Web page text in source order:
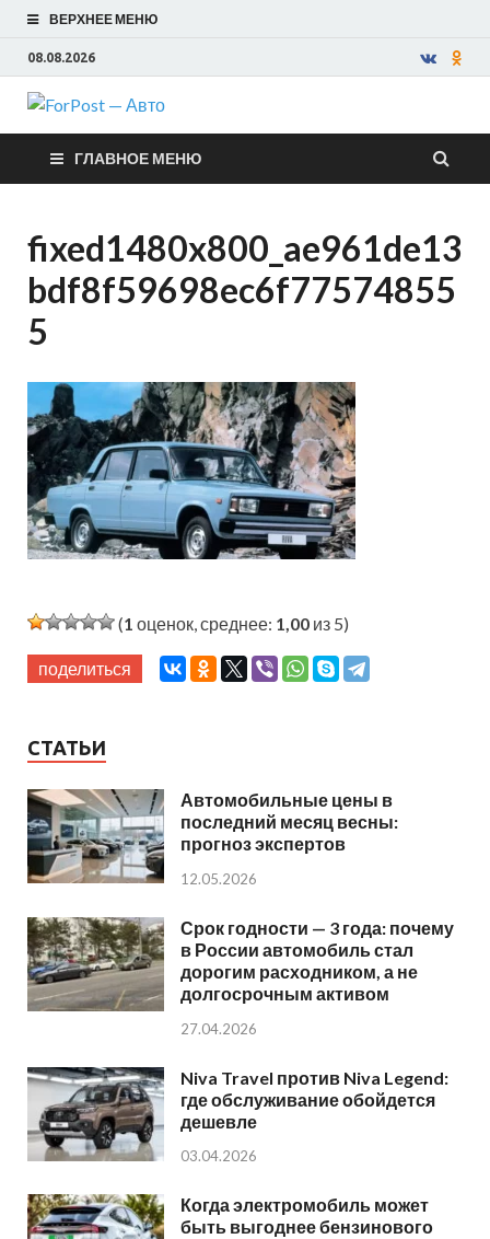
ВЕРХНЕЕ МЕНЮ
08.08.2026
ForPost —
Авто
ГЛАВНОЕ МЕНЮ
fixed1480x800_ae961de13
bdf8f59698ec6f77574855
5
(1 оценок, среднее: 1,00 из 5)
поделиться
СТАТЬИ
Автомобильные цены в
последний месяц весны:
прогноз экспертов
12.05.2026
Срок годности — 3 года: почему
в России автомобиль стал
дорогим расходником, а не
долгосрочным активом
27.04.2026
Niva Travel против Niva Legend:
где обслуживание обойдется
дешевле
03.04.2026
Когда электромобиль может
быть выгоднее бензинового